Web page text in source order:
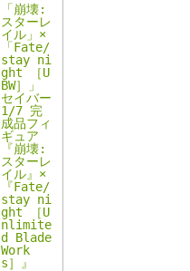
「崩壊:
スターレ
イル」×
「Fate/
stay ni
ght ［U
BW］」
セイバー
1/7 完
成品フィ
ギュア
『崩壊:
スターレ
イル』×
『Fate/
stay ni
ght ［U
nlimite
d Blade
Work
s］』